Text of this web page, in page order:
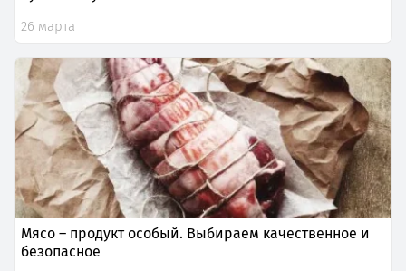
26 марта
Мясо – продукт особый. Выбираем качественное и
безопасное